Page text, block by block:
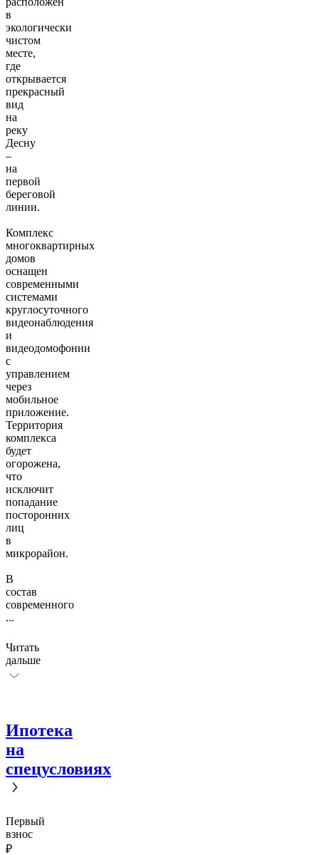
в
экологически
чистом
месте,
где
открывается
прекрасный
вид
на
реку
Десну
–
на
первой
береговой
линии.
Комплекс
многоквартирных
домов
оснащен
современными
системами
круглосуточного
видеонаблюдения
и
видеодомофонии
с
управлением
через
мобильное
приложение.
Территория
комплекса
будет
огорожена,
что
исключит
попадание
посторонних
лиц
в
микрорайон.
В
состав
современного
...
Читать
дальше
Ипотека
на
спецусловиях
Первый
взнос
₽